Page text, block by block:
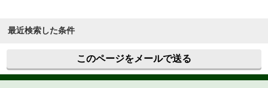
最近検索した条件
このページをメールで送る